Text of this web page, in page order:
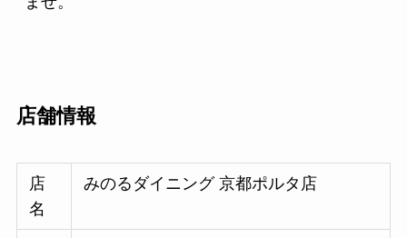
店舗情報
店
名
みのるダイニング 京都ポルタ店